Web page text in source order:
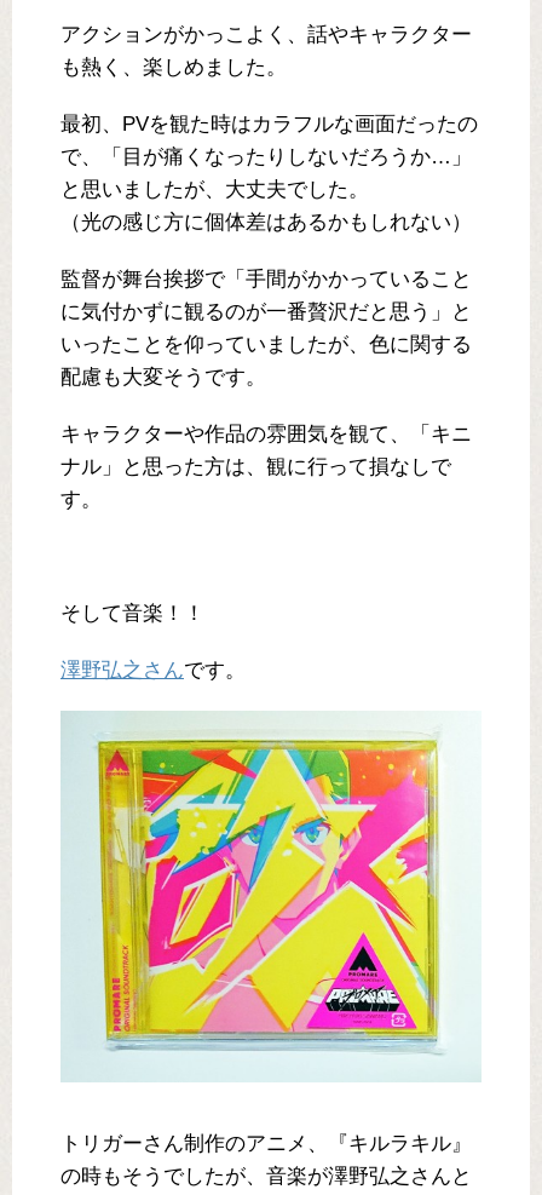
アクションがかっこよく、話やキャラクター
も熱く、楽しめました。
最初、PVを観た時はカラフルな画面だったの
で、「目が痛くなったりしないだろうか…」
と思いましたが、大丈夫でした。
（光の感じ方に個体差はあるかもしれない）
監督が舞台挨拶で「手間がかかっていること
に気付かずに観るのが一番贅沢だと思う」と
いったことを仰っていましたが、色に関する
配慮も大変そうです。
キャラクターや作品の雰囲気を観て、「キニ
ナル」と思った方は、観に行って損なしで
す。
そして音楽！！
澤野弘之さんです。
トリガーさん制作のアニメ、『キルラキル』
の時もそうでしたが、音楽が澤野弘之さんと